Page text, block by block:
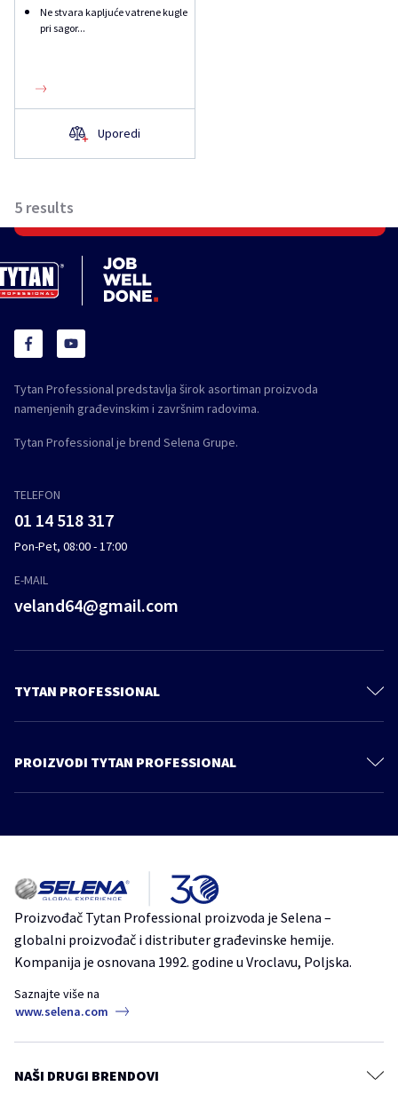
Ne stvara kapljuće vatrene kugle
pri sagor...
Uporedi
5 results
Tytan Professional predstavlja širok asortiman proizvoda
namenjenih građevinskim i završnim radovima.
Tytan Professional je brend Selena Grupe.
TELEFON
01 14 518 317
Pon-Pet, 08:00 - 17:00
E-MAIL
veland64@gmail.com
TYTAN PROFESSIONAL
Katalog
PROIZVODI TYTAN PROFESSIONAL
Zaptivači
Hidroizolacija
Pribor
Proizvođač Tytan Professional proizvoda je Selena –
globalni proizvođač i distributer građevinske hemije.
Kompanija je osnovana 1992. godine u Vroclavu, Poljska.
Saznajte više na
www.selena.com
NAŠI DRUGI BRENDOVI